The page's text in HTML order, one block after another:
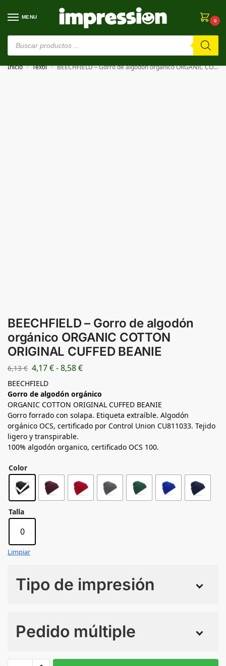
MENU
0
⚠️ Estamos en pruebas. Si algo falla, ¡Perdón!⚠️
Inicio / Textil / BEECHFIELD – Gorro de algodón orgánico ORGANIC COTTON ORIGINAL CUFFED BEANIE
BEECHFIELD – Gorro de algodón
orgánico ORGANIC COTTON
ORIGINAL CUFFED BEANIE
6,13€ 4,17€-8,58€
BEECHFIELD
Gorro de algodón orgánico
ORGANIC COTTON ORIGINAL CUFFED BEANIE
Gorro forrado con solapa. Etiqueta extraíble. Algodón
orgánico OCS, certificado por Control Union CU811033. Tejido
ligero y transpirable.
100% algodón organico, certificado OCS 100.
Color
Talla
0
Limpiar
Tipo de impresión
Pedido múltiple